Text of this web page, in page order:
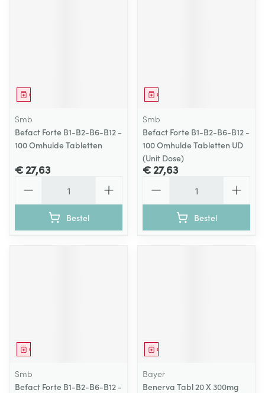
Geneesmiddel
Smb
Befact Forte B1-B2-B6-B12 -
100 Omhulde Tabletten
€ 27,63
Bestel
Geneesmiddel
Smb
Befact Forte B1-B2-B6-B12 -
100 Omhulde Tabletten UD
(Unit Dose)
€ 27,63
Bestel
Geneesmiddel
Smb
Befact Forte B1-B2-B6-B12 -
Geneesmiddel
Bayer
Benerva Tabl 20 X 300mg